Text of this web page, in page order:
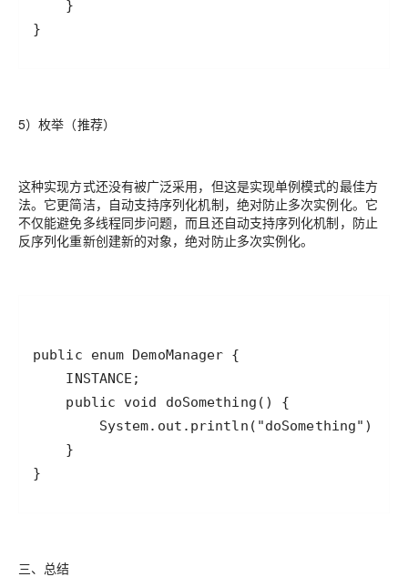
}
5）枚举（推荐）
这种实现方式还没有被广泛采用，但这是实现单例模式的最佳方
法。它更简洁，自动支持序列化机制，绝对防止多次实例化。它
不仅能避免多线程同步问题，而且还自动支持序列化机制，防止
反序列化重新创建新的对象，绝对防止多次实例化。
}
三、总结